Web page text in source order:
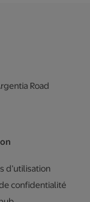
Road
d’utilisation
confidentialité